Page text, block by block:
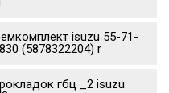
isuzu 55-71-
(5878322204) r
гбц _2 isuzu